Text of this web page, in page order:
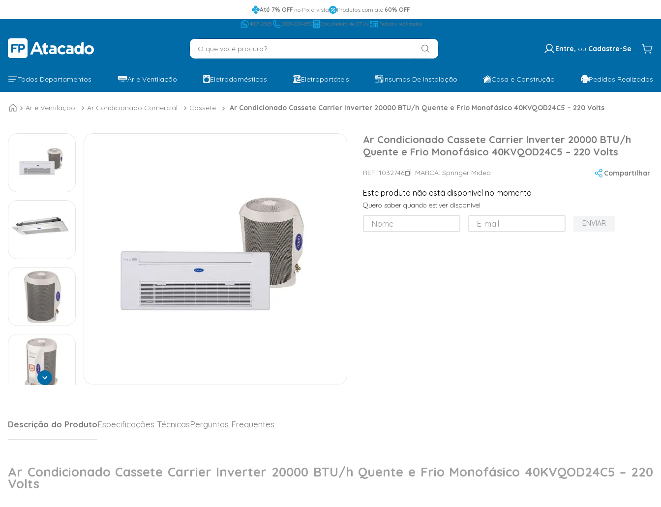
Até 7% OFFno Pix à vista Produtos com até 60% OFF
4007-2565 0800-200-6550 Calculadora de BTUs Pedidos realizados
O que você procura?
Entre, ou Cadastre-Se
Todos Departamentos Ar e Ventilação Eletrodomésticos Eletroportáteis Insumos De Instalação Casa e Construção Pedidos Realizados
Ar e Ventilação Ar Condicionado Comercial Cassete Ar Condicionado Cassete Carrier Inverter 20000 BTU/h Quente e Frio Monofásico 40KVQOD24C5 – 220 Volts
Ar Condicionado Cassete Carrier Inverter 20000 BTU/h
Quente e Frio Monofásico 40KVQOD24C5 – 220 Volts
REF: 1032746 MARCA: Springer Midea Compartilhar
Este produto não está disponível no momento
Quero saber quando estiver disponível
ENVIAR
Descrição do ProdutoEspecificações TécnicasPerguntas Frequentes
Ar Condicionado Cassete Carrier Inverter 20000 BTU/h Quente e Frio Monofásico 40KVQOD24C5 – 220
Volts